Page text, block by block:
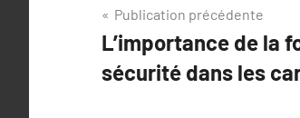
Navigation
de
l’article
Publication précédente
L’importance de la
sécurité dans les